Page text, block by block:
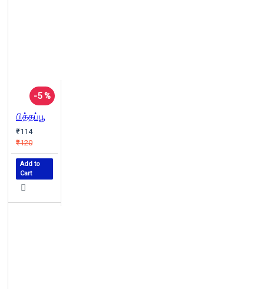
-5 %
பித்தப்பூ
₹114
₹120
Add to
Cart